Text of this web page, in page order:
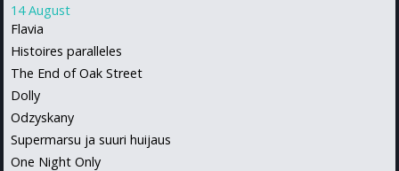
14 August
Flavia
Histoires paralleles
The End of Oak Street
Dolly
Odzyskany
Supermarsu ja suuri huijaus
One Night Only